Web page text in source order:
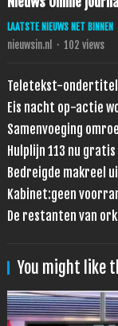
LAATSTE NIEUWS NET BINNEN
nieuwsin.nl · 102 views
Teletekst-
Eis nacht op-actie
Samenvoeging
Hulplijn 113 nu
Bedreigde makreel
Kabinet:geen
De restanten van
You might like